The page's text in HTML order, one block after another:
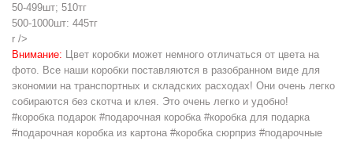
50-499шт; 510тг
500-1000шт: 445тг
r />
Внимание: Цвет коробки может немного отличаться от цвета на
фото. Все наши коробки поставляются в разобранном виде для
экономии на транспортных и складских расходах! Они очень легко
собираются без скотча и клея. Это очень легко и удобно!
#коробка подарок #подарочная коробка #коробка для подарка
#подарочная коробка из картона #коробка сюрприз #подарочные